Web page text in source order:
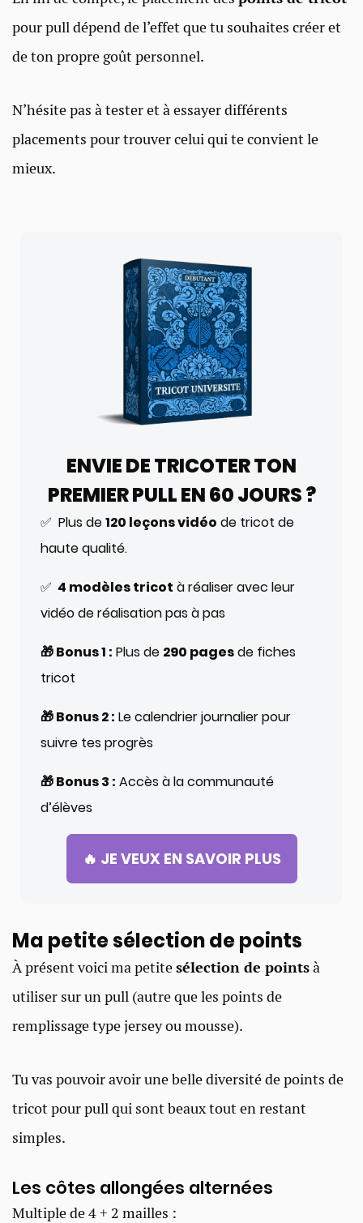
pour pull dépend de l’effet que tu souhaites créer et
de ton propre goût personnel.
N’hésite pas à tester et à essayer différents
placements pour trouver celui qui te convient le
mieux.
ENVIE DE TRICOTER TON
PREMIER PULL EN 60 JOURS ?
✅ Plus de120 leçons vidéo de tricot de
haute qualité.
✅ 4 modèles tricot à réaliser avec leur
vidéo de réalisation pas à pas
🎁 Bonus 1 : Plus de 290 pagesde fiches
tricot
🎁 Bonus 2 : Le calendrier journalier pour
suivre tes progrès
🎁 Bonus 3 : Accès à la communauté
d’élèves
🔥 JE VEUX EN SAVOIR PLUS
Ma petite sélection de points​
À présent voici ma petitesélection de pointsà
utiliser sur un pull (autre que les points de
remplissage type jersey ou mousse).
Tu vas pouvoir avoir une belle diversité de points de
tricot pour pull qui sont beaux tout en restant
simples.
Les côtes allongées alternées
Multiple de 4 + 2 mailles :